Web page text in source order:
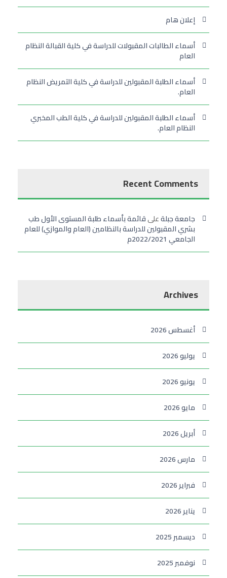
إعلان هام
أسماء الطالبات المقبولات للدراسة في كلية القبالة النظام
العام
أسماء الطلبة المقبولين للدراسة في كلية التمريض النظام
العام.
أسماء الطلبة المقبولين للدراسة في كلية الطب المخبري
النظام العام.
Recent Comments
جامعة جبلةعلىقائمة بأسماء طلبة المستوى الأول طب
بشري المقبولين للدراسة بالنظامين (العام والموازي) للعام
الجامعي 2022/2021م
Archives
أغسطس 2026
يوليو 2026
يونيو 2026
مايو 2026
أبريل 2026
مارس 2026
فبراير 2026
يناير 2026
ديسمبر 2025
نوفمبر 2025